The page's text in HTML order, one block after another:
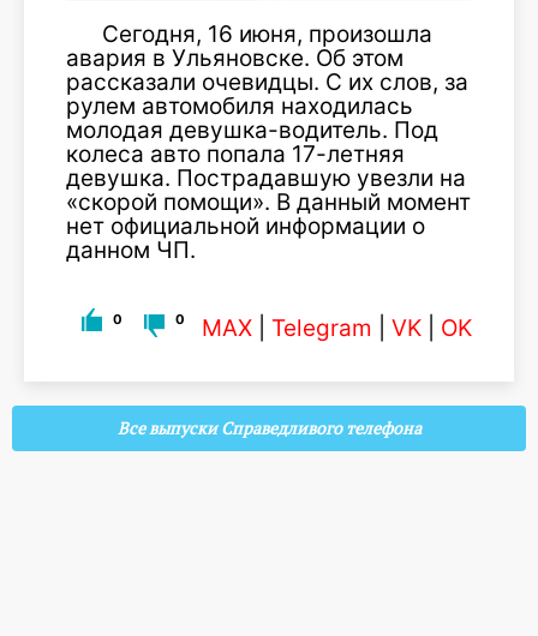
Сегодня, 16 июня, произошла
авария в Ульяновске. Об этом
рассказали очевидцы. С их слов, за
рулем автомобиля находилась
молодая девушка-водитель. Под
колеса авто попала 17-летняя
девушка. Пострадавшую увезли на
«скорой помощи». В данный момент
нет официальной информации о
данном ЧП.
0 0 MAX Telegram VK OK
Все выпуски Справедливого телефона